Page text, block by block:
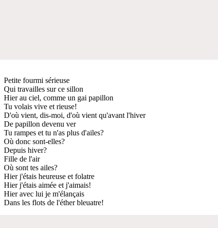
Petite fourmi sérieuse
Qui travailles sur ce sillon
Hier au ciel, comme un gai papillon
Tu volais vive et rieuse!
D'où vient, dis-moi, d'où vient qu'avant l'hiver
De papillon devenu ver
Tu rampes et tu n'as plus d'ailes?
Où donc sont-elles?
Depuis hiver?
Fille de l'air
Où sont tes ailes?
Hier j'étais heureuse et folatre
Hier j'étais aimée et j'aimais!
Hier avec lui je m'élançais
Dans les flots de l'éther bleuatre!